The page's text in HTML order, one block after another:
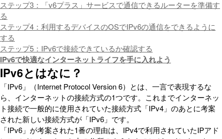
ステップ3：「v6プラス」サービスで通信できるルーターを準備す
る
ステップ4：利用するデバイスのOSでIPv6の通信をできるように
する
ステップ5：IPv6で接続できているか確認する
IPv6で快適なインターネットライフを手に入れよう
IPv6とはなに？
「IPv6」（Internet Protocol Version 6）とは、一言で表現するな
ら、インターネットの接続方式の1つです。これまでインターネッ
ト接続で一般的に使用されていた接続方式「IPv4」のあとに考案
された新しい接続方式が「IPv6」です。
「IPv6」が考案された1番の理由は、IPv4で利用されていたIPアド